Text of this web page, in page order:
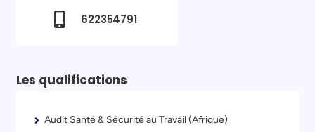
622354791
Les qualifications
Audit Santé & Sécurité au Travail (Afrique)